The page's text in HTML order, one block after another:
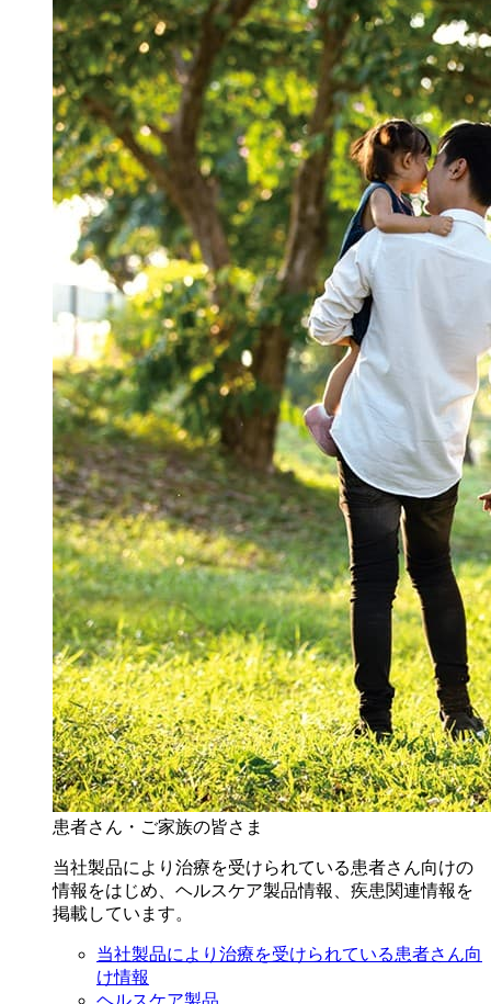
患者さん・ご家族の皆さま
当社製品により治療を受けられている患者さん向けの
情報をはじめ、ヘルスケア製品情報、疾患関連情報を
掲載しています。
当社製品により治療を受けられている患者さん向
け情報
ヘルスケア製品